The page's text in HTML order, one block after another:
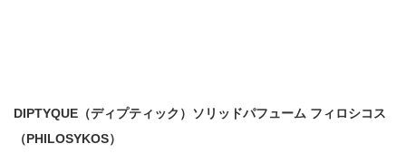
DIPTYQUE（ディプティック）ソリッドパフューム フィロシコス
（PHILOSYKOS）